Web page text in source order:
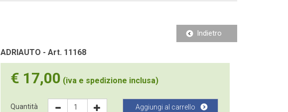
Indietro
ADRIAUTO - Art. 11168
€ 17,00 (iva e spedizione inclusa)
Quantità Aggiungi al carrello